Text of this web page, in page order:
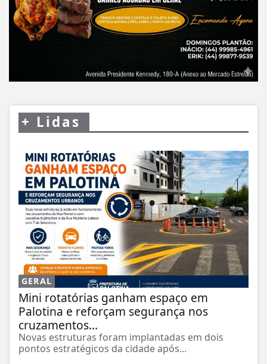
+ Lidas
GERAL
Mini rotatórias ganham espaço em
Palotina e reforçam segurança nos
cruzamentos...
Novas estruturas foram implantadas em dois
pontos estratégicos da cidade após...